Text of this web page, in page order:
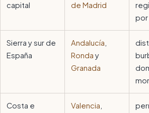
capital
de Madrid
por
Sierra y sur de
España
Andalucía
Ronda y
Granada
Costa e
Valencia